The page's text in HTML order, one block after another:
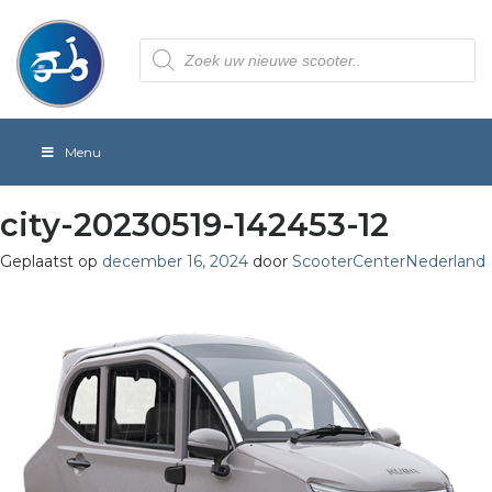
Producten
zoeken
Menu
city-20230519-142453-12
Geplaatst op december 16, 2024 door ScooterCenterNederland